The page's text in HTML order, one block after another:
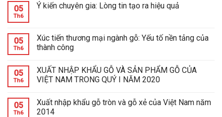
05
Th6
Ý kiến chuyên gia: Lòng tin tạo ra hiệu quả
05
Th6
Xúc tiến thương mại ngành gỗ: Yếu tố nền tảng của
thành công
05
Th6
XUẤT NHẬP KHẨU GỖ VÀ SẢN PHẨM GỖ CỦA
VIỆT NAM TRONG QUÝ I NĂM 2020
05
Th6
Xuất nhập khẩu gỗ tròn và gỗ xẻ của Việt Nam năm
2014